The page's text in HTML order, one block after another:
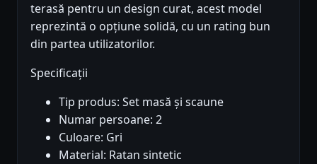
terasă pentru un design curat, acest model
reprezintă o opțiune solidă, cu un rating bun
din partea utilizatorilor.
Specificații
Tip produs: Set masă și scaune
Numar persoane: 2
Culoare: Gri
Material: Ratan sintetic